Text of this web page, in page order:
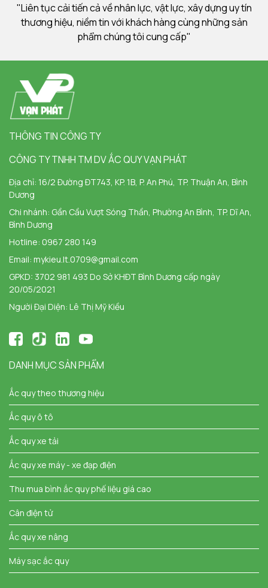
"Liên tục cải tiến cả về nhân lực, vật lực, xây dựng uy tín
thương hiệu, niềm tin với khách hàng cùng những sản
phẩm chúng tôi cung cấp"
THÔNG TIN CÔNG TY
CÔNG TY TNHH TM DV ẮC QUY VẠN PHÁT
Địa chỉ: 16/2 Đường ĐT743, KP. 1B, P. An Phú, TP. Thuận An, Bình
Dương
Chi nhánh: Gần Cầu Vượt Sóng Thần, Phường An Bình, TP. Dĩ An,
Bình Dương
Hotline: 0967 280 149
Email: mykieu.lt.0709@gmail.com
GPKD: 3702 981 493 Do Sở KHĐT Bình Dương cấp ngày
20/05/2021
Người Đại Diện: Lê Thị Mỹ Kiều
DANH MỤC SẢN PHẨM
Ắc quy theo thương hiệu
Ắc quy ô tô
Ắc quy xe tải
Ắc quy xe máy - xe đạp điện
Thu mua bình ắc quy phế liệu giá cao
Cân điện tử
Ắc quy xe nâng
Máy sạc ắc quy